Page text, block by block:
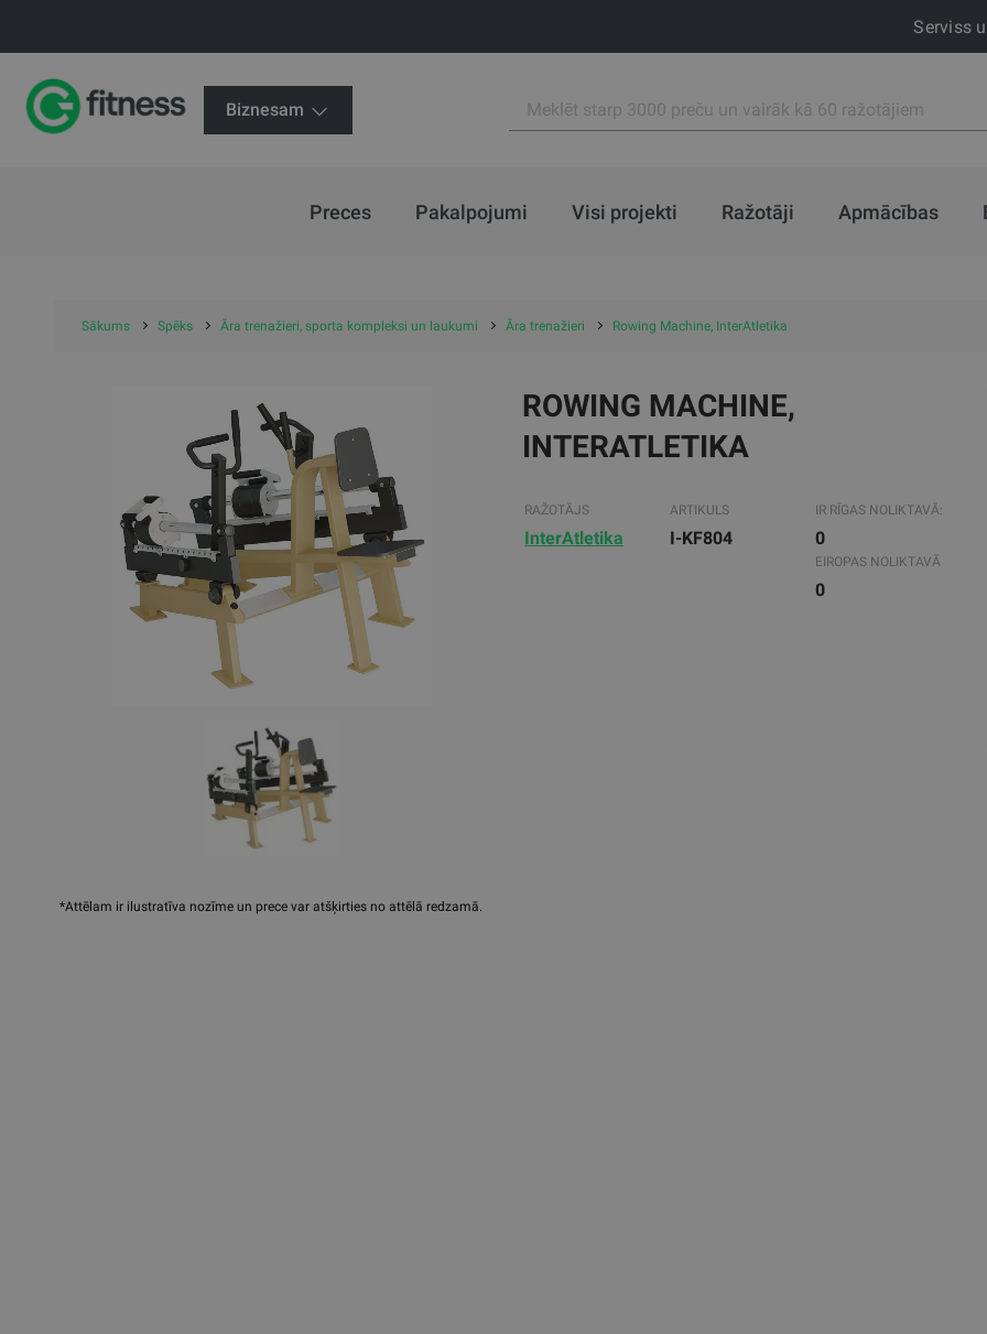
Serviss
Biznesam
Preces Pakalpojumi Visi projekti Ražotāji Apmācības
Sākums Spēks Āra trenažieri, sporta kompleksi un laukumi Āra trenažieri Rowing Machine, InterAtletika
*Attēlam ir ilustratīva nozīme un prece var atšķirties no attēlā redzamā.
ROWING MACHINE,
INTERATLETIKA
RAŽOTĀJS
InterAtletika
ARTIKULS
I-KF804
IR RĪGAS NOLIKTAVĀ:
0
EIROPAS NOLIKTAVĀ
0